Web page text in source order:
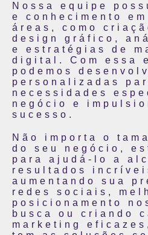
Nossa equipe
e conhecimento
áreas, como
design gráfico,
e estratégias de
digital. Com essa
podemos
personalizadas
necessidades
negócio e
sucesso.
Não importa o
do seu negócio,
para ajudá-lo a
resultados
aumentando sua
redes sociais,
posicionamento
busca ou criando
marketing